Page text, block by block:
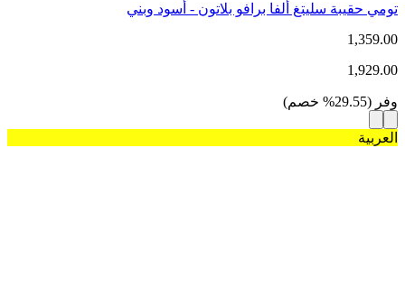
تومي حقيبة سليتغ ألفا برافو بلاتون - أسود وبني
1,359.00
1,929.00
وفر (
29.55
% خصم)
العربية